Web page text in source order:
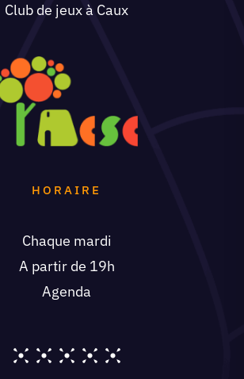
Club de jeux à Caux
HORAIRE
Chaque mardi
A partir de 19h
Agenda